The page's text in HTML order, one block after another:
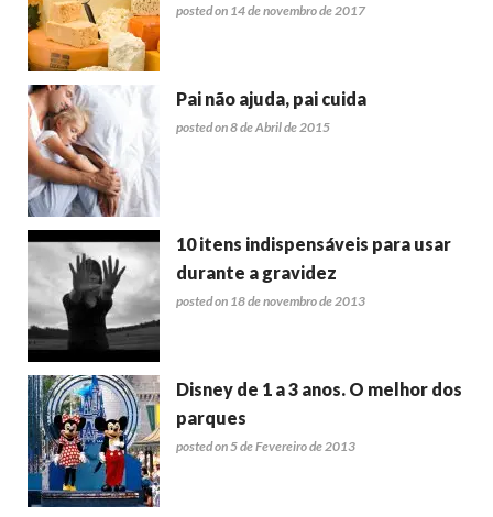
posted on 14 de novembro de 2017
Pai não ajuda, pai cuida
posted on 8 de Abril de 2015
10 itens indispensáveis para usar
durante a gravidez
posted on 18 de novembro de 2013
Disney de 1 a 3 anos. O melhor dos
parques
posted on 5 de Fevereiro de 2013